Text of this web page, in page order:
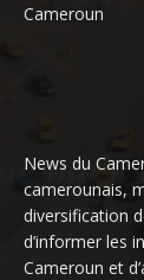
Cameroun
News du
camerounais,
diversification
d’informer les
Cameroun et